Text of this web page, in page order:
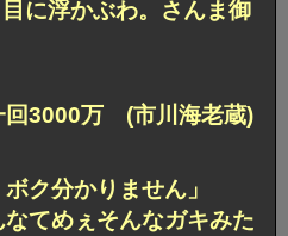
に浮かぶわ。さんま御
回3000万 (市川海老蔵)
ク分かりません」
てめぇそんなガキみた